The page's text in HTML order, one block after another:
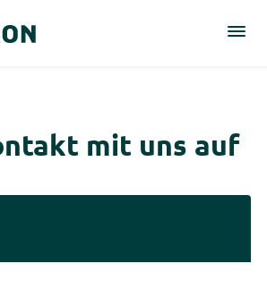
mit uns auf